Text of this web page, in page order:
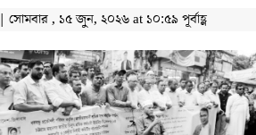
| সোমবার , ১৫ জুন, ২০২৬ at ১০:৫৯ পূর্বাহ্ণ